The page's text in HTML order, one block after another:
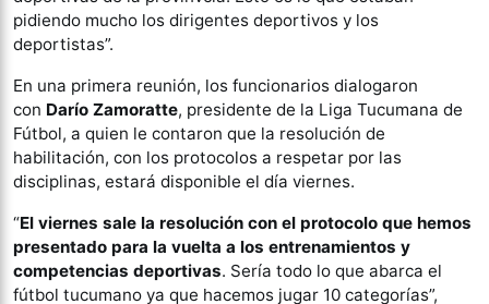
pidiendo mucho los dirigentes deportivos y los
deportistas”.
En una primera reunión, los funcionarios dialogaron
con Darío Zamoratte, presidente de la Liga Tucumana de
Fútbol, a quien le contaron que la resolución de
habilitación, con los protocolos a respetar por las
disciplinas, estará disponible el día viernes.
“El viernes sale la resolución con el protocolo que hemos
presentado para la vuelta a los entrenamientos y
competencias deportivas. Sería todo lo que abarca el
fútbol tucumano ya que hacemos jugar 10 categorías”,